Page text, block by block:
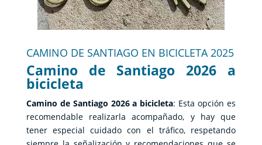
CAMINO DE SANTIAGO EN BICICLETA 2025
Camino de Santiago 2026 a
bicicleta
Camino de Santiago 2026 a bicicleta: Esta opción es
recomendable realizarla acompañado, y hay que
tener especial cuidado con el tráfico, respetando